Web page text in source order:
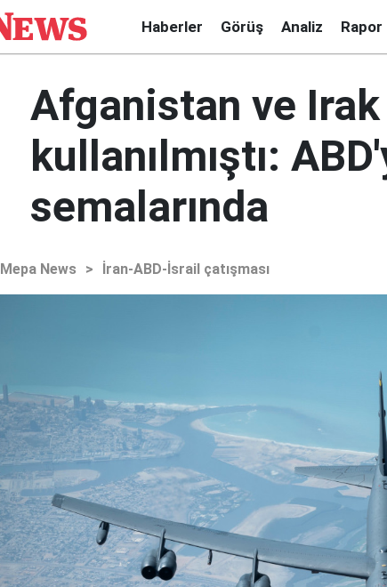
Haberler Görüş Analiz Rapor
Afganistan ve
kullanılmıştı:
semalarında
Mepa News > İran-ABD-İsrail çatışması